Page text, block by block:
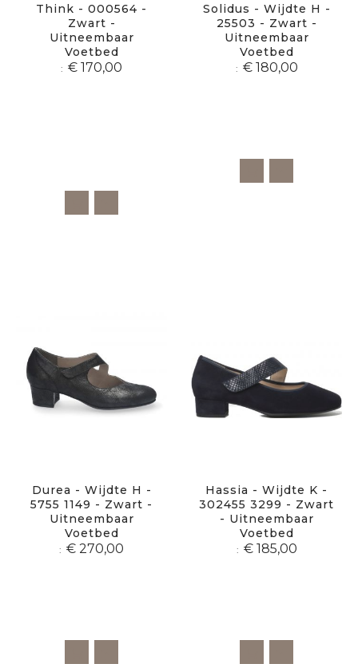
Think - 000564 -
Zwart -
Uitneembaar
Voetbed
€ 170,00
Solidus - Wijdte H -
25503 - Zwart -
Uitneembaar
Voetbed
€ 180,00
Durea - Wijdte H -
5755 1149 - Zwart -
Uitneembaar
Voetbed
€ 270,00
Hassia - Wijdte K -
302455 3299 - Zwart
- Uitneembaar
Voetbed
€ 185,00